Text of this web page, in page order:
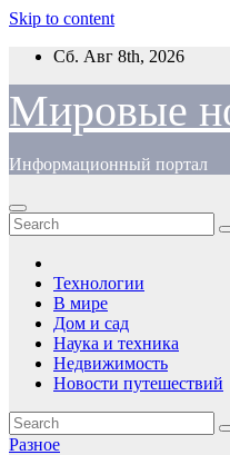
Skip to content
Сб. Авг 8th, 2026
Мировые
Информационный портал
Технологии
В мире
Дом и сад
Наука и техника
Недвижимость
Новости путешествий
Разное